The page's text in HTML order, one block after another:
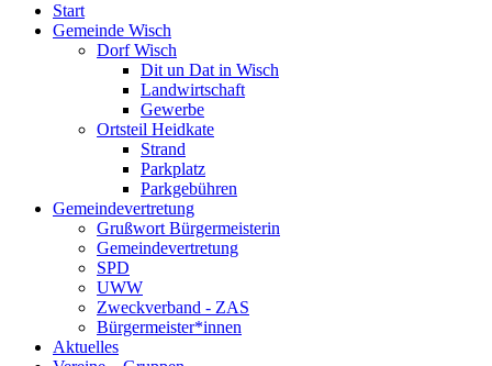
Start
Gemeinde Wisch
Dorf Wisch
Dit un Dat in Wisch
Landwirtschaft
Gewerbe
Ortsteil Heidkate
Strand
Parkplatz
Parkgebühren
Gemeindevertretung
Grußwort Bürgermeisterin
Gemeindevertretung
SPD
UWW
Zweckverband - ZAS
Bürgermeister*innen
Aktuelles